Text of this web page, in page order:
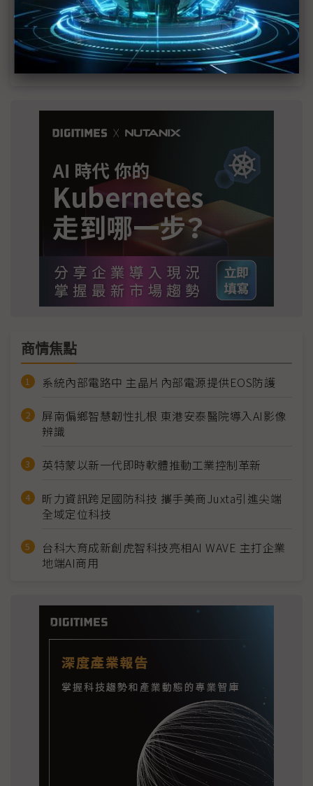
SpaceX晶片採購大轉向 Elon Musk捨超微全面
採用NVIDIA
光進銅退更明確？ 聯發科估SerDes 448G為銅
線「最終戰場」
商情焦點
系統內部電路中 主晶片內部電源提供EOS防護
屏南偏鄉智慧韌性扎根 東港安泰醫院導入AI影像
辨識
英特蒙以新一代即時軟體推動工業控制革新
昕力資訊跨足國防科技 攜手美商Juxta引進尖端
全域定位科技
台科大育成新創虎智科技亮相AI WAVE 主打企業
地端AI商用